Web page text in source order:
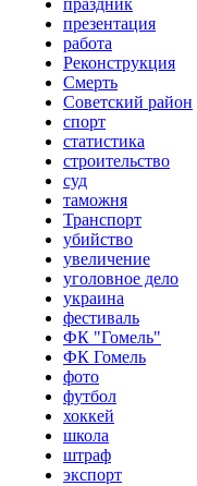
праздник
презентация
работа
Реконструкция
Смерть
Советский район
спорт
статистика
строительство
суд
таможня
Транспорт
убийство
увеличение
уголовное дело
украина
фестиваль
ФК "Гомель"
ФК Гомель
фото
футбол
хоккей
школа
штраф
экспорт